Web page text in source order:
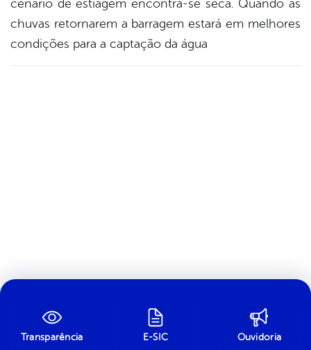
cenário de estiagem encontra-se seca. Quando as
chuvas retornarem a barragem estará em melhores
condições para a captação da água
Transparência E-SIC Ouvidoria